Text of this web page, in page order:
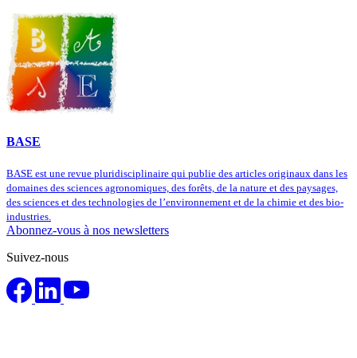
BASE
BASE est une revue pluridisciplinaire qui publie des articles originaux dans les
domaines des sciences agronomiques, des forêts, de la nature et des paysages,
des sciences et des technologies de l’environnement et de la chimie et des bio-
industries.
Abonnez-vous à nos newsletters
Suivez-nous